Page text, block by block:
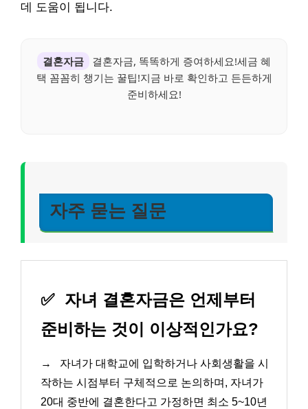
데 도움이 됩니다.
결혼자금
결혼자금, 똑똑하게 증여하세요!세금 혜
택 꼼꼼히 챙기는 꿀팁!지금 바로 확인하고 든든하게
준비하세요!
자주 묻는 질문
✅ 자녀 결혼자금은 언제부터
준비하는 것이 이상적인가요?
→
자녀가 대학교에 입학하거나 사회생활을 시
작하는 시점부터 구체적으로 논의하며, 자녀가
20대 중반에 결혼한다고 가정하면 최소 5~10년